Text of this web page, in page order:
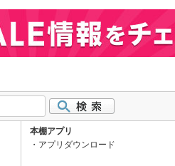
本棚アプリ
アプリダウンロード